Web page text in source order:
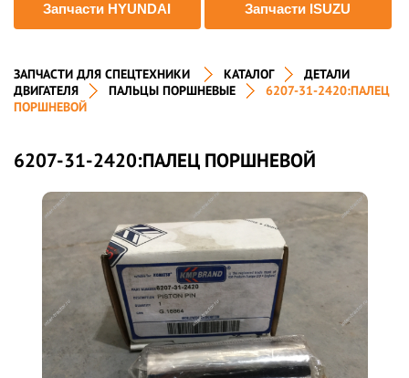
Запчасти HYUNDAI Запчасти ISUZU
ЗАПЧАСТИ ДЛЯ СПЕЦТЕХНИКИ КАТАЛОГ
ДЕТАЛИ
ДВИГАТЕЛЯ
ПАЛЬЦЫ ПОРШНЕВЫЕ
6207-31-2420:ПАЛЕЦ
ПОРШНЕВОЙ
6207-31-2420:ПАЛЕЦ ПОРШНЕВОЙ